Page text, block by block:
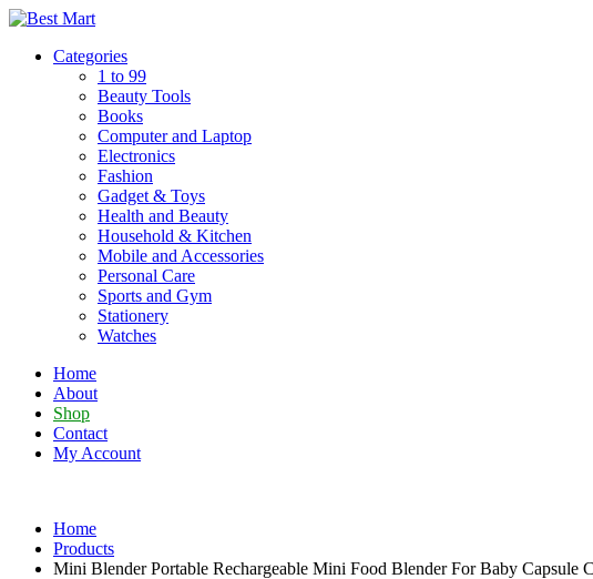
Skip
contentCategories
1 to 99
Beauty Tools
Books
Computer and Laptop
Electronics
Fashion
Gadget & Toys
Health and Beauty
Household & Kitchen
Mobile and Accessories
Personal Care
Sports and Gym
Stationery
Watches
Home
About
Shop
Contact
My Account
Home
Products
Mini Blender Portable Rechargeable Mini Food Blender For Baby Capsule